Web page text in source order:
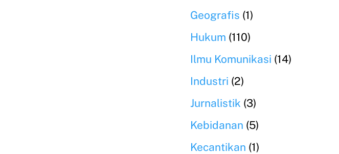
Geografis (1)
Hukum (110)
Ilmu Komunikasi (14)
Industri (2)
Jurnalistik (3)
Kebidanan (5)
Kecantikan (1)